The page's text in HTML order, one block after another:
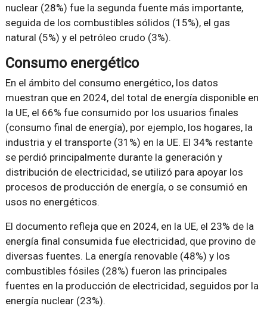
nuclear (28%) fue la segunda fuente más importante,
seguida de los combustibles sólidos (15%), el gas
natural (5%) y el petróleo crudo (3%).
Consumo energético
En el ámbito del consumo energético, los datos
muestran que en 2024, del total de energía disponible en
la UE, el 66% fue consumido por los usuarios finales
(consumo final de energía), por ejemplo, los hogares, la
industria y el transporte (31%) en la UE. El 34% restante
se perdió principalmente durante la generación y
distribución de electricidad, se utilizó para apoyar los
procesos de producción de energía, o se consumió en
usos no energéticos.
El documento refleja que en 2024, en la UE, el 23% de la
energía final consumida fue electricidad, que provino de
diversas fuentes. La energía renovable (48%) y los
combustibles fósiles (28%) fueron las principales
fuentes en la producción de electricidad, seguidos por la
energía nuclear (23%).